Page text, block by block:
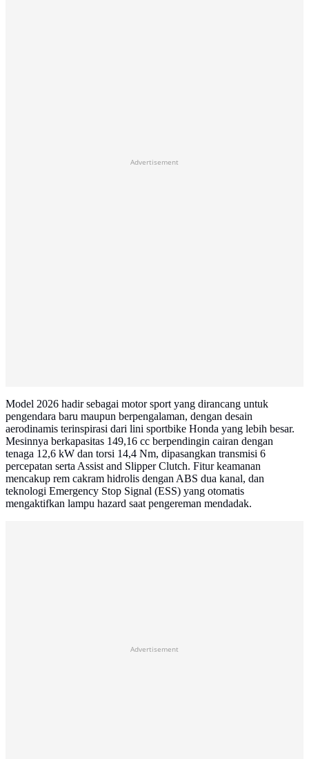
Advertisement
Model 2026 hadir sebagai motor sport yang dirancang untuk
pengendara baru maupun berpengalaman, dengan desain
aerodinamis terinspirasi dari lini sportbike Honda yang lebih besar.
Mesinnya berkapasitas 149,16 cc berpendingin cairan dengan
tenaga 12,6 kW dan torsi 14,4 Nm, dipasangkan transmisi 6
percepatan serta Assist and Slipper Clutch. Fitur keamanan
mencakup rem cakram hidrolis dengan ABS dua kanal, dan
teknologi Emergency Stop Signal (ESS) yang otomatis
mengaktifkan lampu hazard saat pengereman mendadak.
Advertisement